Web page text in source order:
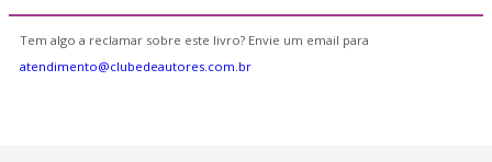
Tem algo a reclamar sobre este livro? Envie um email para
atendimento@clubedeautores.com.br